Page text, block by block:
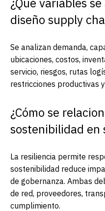
diseño supply
Se analizan demanda,
ubicaciones, costos,
servicio, riesgos, rutas
restricciones productivas
¿Cómo se
sostenibilidad en
La resiliencia permite
sostenibilidad reduce
de gobernanza. Ambas
de red, proveedores,
cumplimiento.